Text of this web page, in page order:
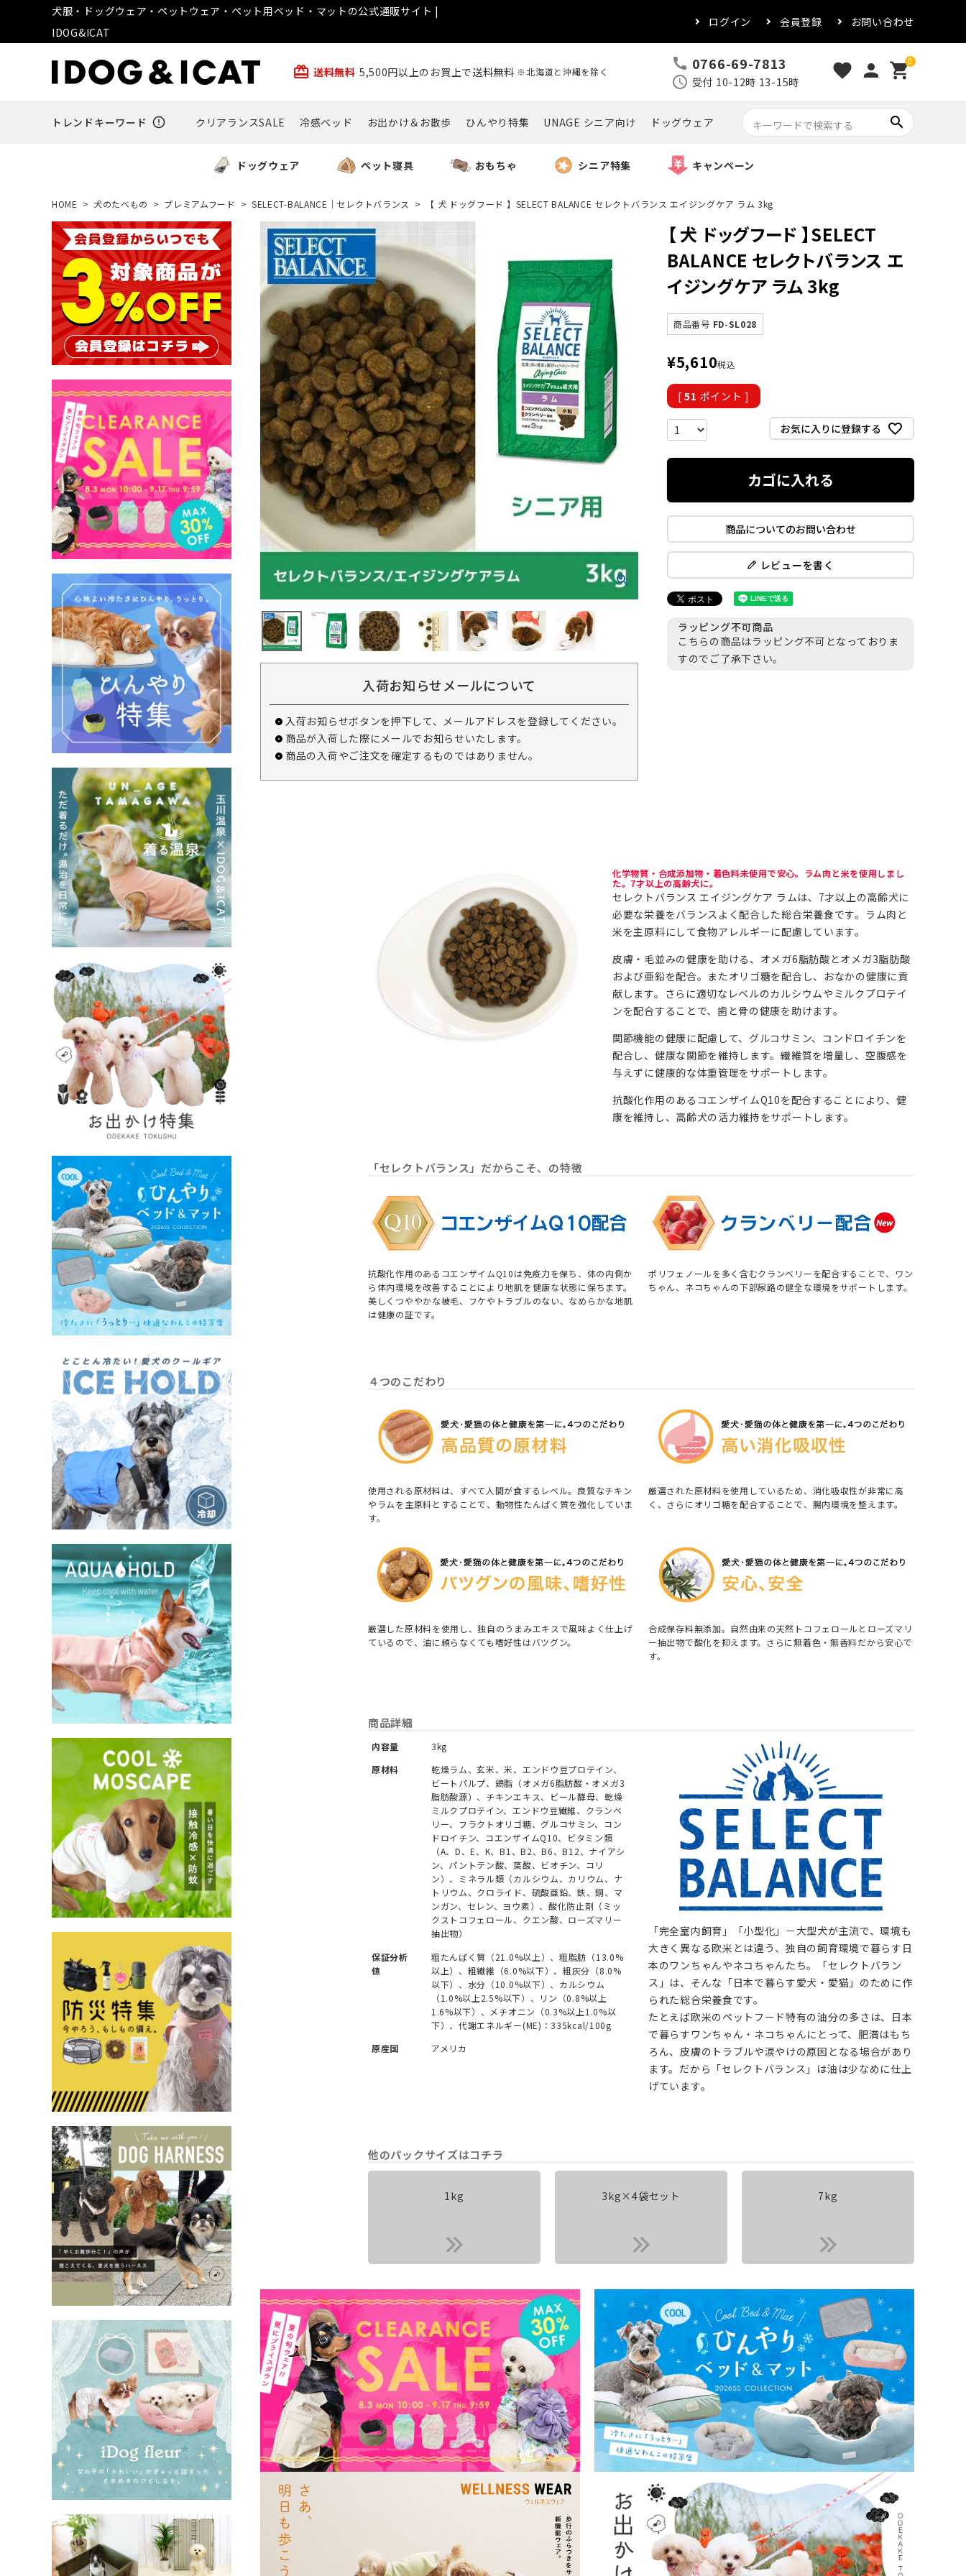
犬服・ドッグウェア・ペットウェア・ペット用ベッド・マットの公式通販サイト |
IDOG&ICAT
ログイン 会員登録 お問い合わせ
card_giftcard 送料無料 5,500円以上のお買上で送料無料 ※北海道と沖縄を除く call 0766-69-7813
schedule 受付 10-12時 13-15時
favorite person 0
shopping_cart
トレンドキーワード error_outline クリアランスSALE 冷感ベッド お出かけ＆お散歩 ひんやり特集 UNAGE シニア向け ドッグウェア search
ドッグウェア ペット寝具 おもちゃ シニア特集 キャンペーン
HOME 犬のたべもの プレミアムフード SELECT-BALANCE｜セレクトバランス 【 犬 ドッグフード 】SELECT BALANCE セレクトバランス エイジングケア ラム 3kg
入荷お知らせメールについて
入荷お知らせボタンを押下して、メールアドレスを登録してください。
商品が入荷した際にメールでお知らせいたします。
商品の入荷やご注文を確定するものではありません。
【 犬 ドッグフード 】SELECT
BALANCE セレクトバランス エ
イジングケア ラム 3kg
商品番号 FD-SL028
¥5,610税込
[ 51 ポイント ]
お気に入りに登録する
カゴに入れる
商品についてのお問い合わせ
レビューを書く
ラッピング不可商品
こちらの商品はラッピング不可となっておりま
すのでご了承下さい。
化学物質・合成添加物・着色料未使用で安心。ラム肉と米を使用しまし
た。7才以上の高齢犬に。
セレクトバランス エイジングケア ラムは、7才以上の高齢犬に
必要な栄養をバランスよく配合した総合栄養食です。ラム肉と
米を主原料にして食物アレルギーに配慮しています。
皮膚・毛並みの健康を助ける、オメガ6脂肪酸とオメガ3脂肪酸
および亜鉛を配合。またオリゴ糖を配合し、おなかの健康に貢
献します。さらに適切なレベルのカルシウムやミルクプロテイ
ンを配合することで、歯と骨の健康を助けます。
関節機能の健康に配慮して、グルコサミン、コンドロイチンを
配合し、健康な関節を維持します。繊維質を増量し、空腹感を
与えずに健康的な体重管理をサポートします。
抗酸化作用のあるコエンザイムQ10を配合することにより、健
康を維持し、高齢犬の活力維持をサポートします。
「セレクトバランス」だからこそ、の特徴
抗酸化作用のあるコエンザイムQ10は免疫力を保ち、体の内側か
ら体内環境を改善することにより地肌を健康な状態に保ちます。
美しくつややかな被毛、フケやトラブルのない、なめらかな地肌
は健康の証です。
ポリフェノールを多く含むクランベリーを配合することで、ワン
ちゃん、ネコちゃんの下部尿路の健全な環境をサポートします。
４つのこだわり
使用される原材料は、すべて人間が食するレベル。良質なチキン
やラムを主原料とすることで、動物性たんぱく質を強化していま
す。
厳選された原材料を使用しているため、消化吸収性が非常に高
く、さらにオリゴ糖を配合することで、腸内環境を整えます。
厳選した原材料を使用し、独自のうまみエキスで風味よく仕上げ
ているので、油に頼らなくても嗜好性はバツグン。
合成保存料無添加。自然由来の天然トコフェロールとローズマリ
ー抽出物で酸化を抑えます。さらに無着色・無香料だから安心で
す。
商品詳細
内容量
3kg
原材料
乾燥ラム、玄米、米、エンドウ豆プロテイン、
ビートパルプ、鶏脂（オメガ6脂肪酸・オメガ3
脂肪酸源）、チキンエキス、ビール酵母、乾燥
ミルクプロテイン、エンドウ豆繊維、クランベ
リー、フラクトオリゴ糖、グルコサミン、コン
ドロイチン、コエンザイムQ10、ビタミン類
（A、D、E、K、B1、B2、B6、B12、ナイアシ
ン、パントテン酸、葉酸、ビオチン、コリ
ン）、ミネラル類（カルシウム、カリウム、ナ
トリウム、クロライド、硫酸亜鉛、鉄、銅、マ
ンガン、セレン、ヨウ素）、酸化防止剤（ミッ
クストコフェロール、クエン酸、ローズマリー
抽出物）
保証分析
値
粗たんぱく質（21.0%以上）、粗脂肪（13.0%
以上）、粗繊維（6.0%以下）、粗灰分（8.0%
以下）、水分（10.0%以下）、カルシウム
（1.0%以上2.5%以下）、リン（0.8%以上
1.6%以下）、メチオニン（0.3%以上1.0%以
下）、代謝エネルギー(ME)：335kcal/100g
原産国
アメリカ
「完全室内飼育」「小型化」－大型犬が主流で、環境も
大きく異なる欧米とは違う、独自の飼育環境で暮らす日
本のワンちゃんやネコちゃんたち。「セレクトバラン
ス」は、そんな「日本で暮らす愛犬・愛猫」のために作
られた総合栄養食です。
たとえば欧米のペットフード特有の油分の多さは、日本
で暮らすワンちゃん・ネコちゃんにとって、肥満はもち
ろん、皮膚のトラブルや涙やけの原因となる場合があり
ます。だから「セレクトバランス」は油は少なめに仕上
げています。
他のパックサイズはコチラ
1kg 3kg×4袋セット 7kg